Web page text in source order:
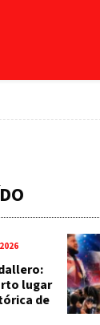
lugar
de